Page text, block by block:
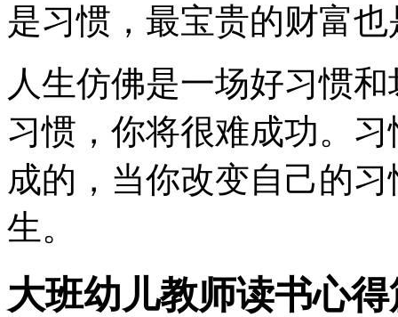
是习惯，最宝贵的财富
人生仿佛是一场好习惯
习惯，你将很难成功。
成的，当你改变自己的
生。
大班幼儿教师读书心得